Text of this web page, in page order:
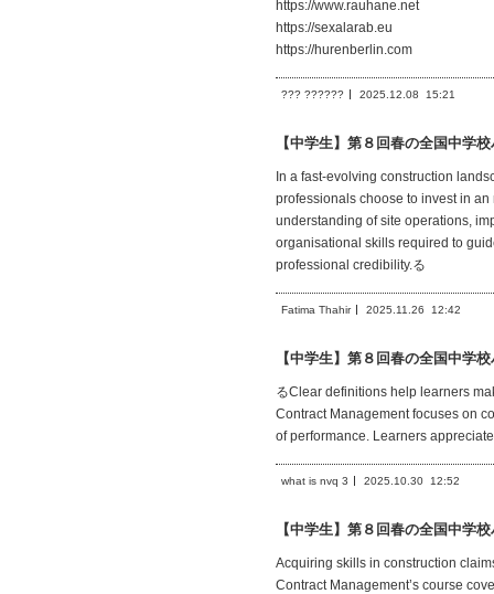
https://www.rauhane.net
https://sexalarab.eu
https://hurenberlin.com
??? ?????? 2025.12.08 15:21
【中学生】第８回春の全国中学
In a fast-evolving construction
professionals choose to invest in
understanding of site operations,
organisational skills required to
professional credibility.る
Fatima Thahir 2025.11.26 12:42
【中学生】第８回春の全国中学
るClear definitions help learners
Contract Management focuses on
of performance. Learners
what is nvq 3 2025.10.30 12:52
【中学生】第８回春の全国中学
Acquiring skills in construction
Contract Management’s course